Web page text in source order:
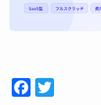
Face